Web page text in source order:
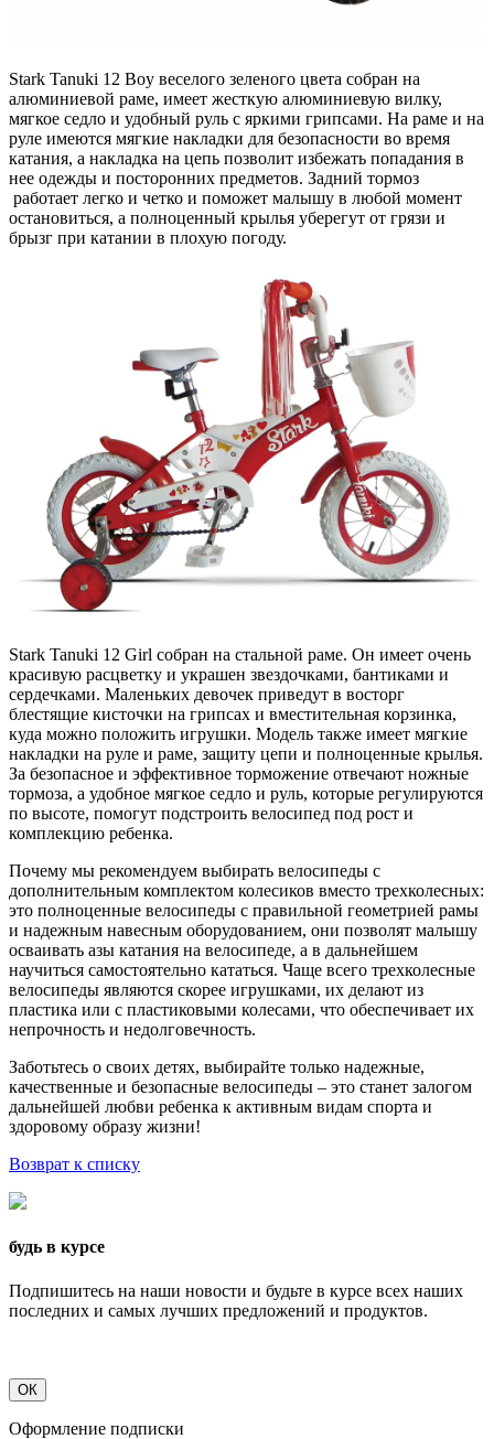
Stark Tanuki 12 Boy веселого зеленого цвета собран на
алюминиевой раме, имеет жесткую алюминиевую вилку,
мягкое седло и удобный руль с яркими грипсами. На раме и на
руле имеются мягкие накладки для безопасности во время
катания, а накладка на цепь позволит избежать попадания в
нее одежды и посторонних предметов. Задний тормоз
работает легко и четко и поможет малышу в любой момент
остановиться, а полноценный крылья уберегут от грязи и
брызг при катании в плохую погоду.
Stark Tanuki 12 Girl собран на стальной раме. Он имеет очень
красивую расцветку и украшен звездочками, бантиками и
сердечками. Маленьких девочек приведут в восторг
блестящие кисточки на грипсах и вместительная корзинка,
куда можно положить игрушки. Модель также имеет мягкие
накладки на руле и раме, защиту цепи и полноценные крылья.
За безопасное и эффективное торможение отвечают ножные
тормоза, а удобное мягкое седло и руль, которые регулируются
по высоте, помогут подстроить велосипед под рост и
комплекцию ребенка.
Почему мы рекомендуем выбирать велосипеды с
дополнительным комплектом колесиков вместо трехколесных:
это полноценные велосипеды с правильной геометрией рамы
и надежным навесным оборудованием, они позволят малышу
осваивать азы катания на велосипеде, а в дальнейшем
научиться самостоятельно кататься. Чаще всего трехколесные
велосипеды являются скорее игрушками, их делают из
пластика или с пластиковыми колесами, что обеспечивает их
непрочность и недолговечность.
Заботьтесь о своих детях, выбирайте только надежные,
качественные и безопасные велосипеды – это станет залогом
дальнейшей любви ребенка к активным видам спорта и
здоровому образу жизни!
Возврат к списку
будь в курсе
Подпишитесь на наши новости и будьте в курсе всех наших
последних и самых лучших предложений и продуктов.
ОК
Оформление подписки